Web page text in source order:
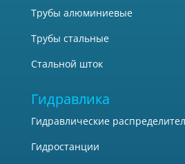
Трубы алюминиевые
Трубы стальные
Стальной шток
Гидравлика
Гидравлические
Гидростанции